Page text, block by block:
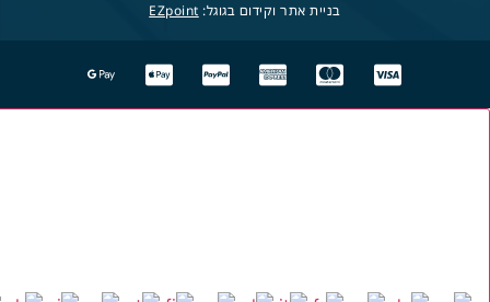
בניית אתר וקידום בגוגל: EZpoint